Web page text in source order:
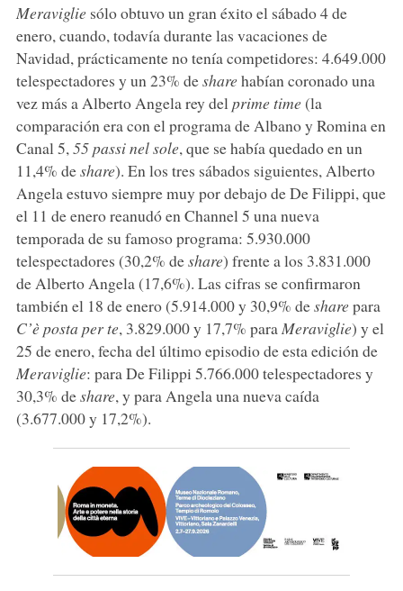
Meravigliesólo obtuvo un gran éxito el sábado 4 de
enero, cuando, todavía durante las vacaciones de
Navidad, prácticamente no tenía competidores: 4.649.000
telespectadores y un 23% desharehabían coronado una
vez más a Alberto Angela rey del prime time(la
comparación era con el programa de Albano y Romina en
Canal 5, 55 passi nel sole, que se había quedado en un
11,4% deshare). En los tres sábados siguientes, Alberto
Angela estuvo siempre muy por debajo de De Filippi, que
el 11 de enero reanudó en Channel 5 una nueva
temporada de su famoso programa: 5.930.000
telespectadores (30,2% deshare) frente a los 3.831.000
de Alberto Angela (17,6%). Las cifras se confirmaron
también el 18 de enero (5.914.000 y 30,9% desharepara
C’è posta per te, 3.829.000 y 17,7% para Meraviglie) y el
25 de enero, fecha del último episodio de esta edición de
Meraviglie: para De Filippi 5.766.000 telespectadores y
30,3% deshare, y para Angela una nueva caída
(3.677.000 y 17,2%).